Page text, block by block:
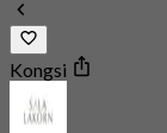
Kongsi